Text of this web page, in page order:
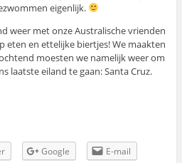
eigenlijk.
weer met onze Australische vrienden
eten en ettelijke biertjes! We maakten
moesten we namelijk weer om
laatste eiland te gaan: Santa Cruz.
Google E-mail